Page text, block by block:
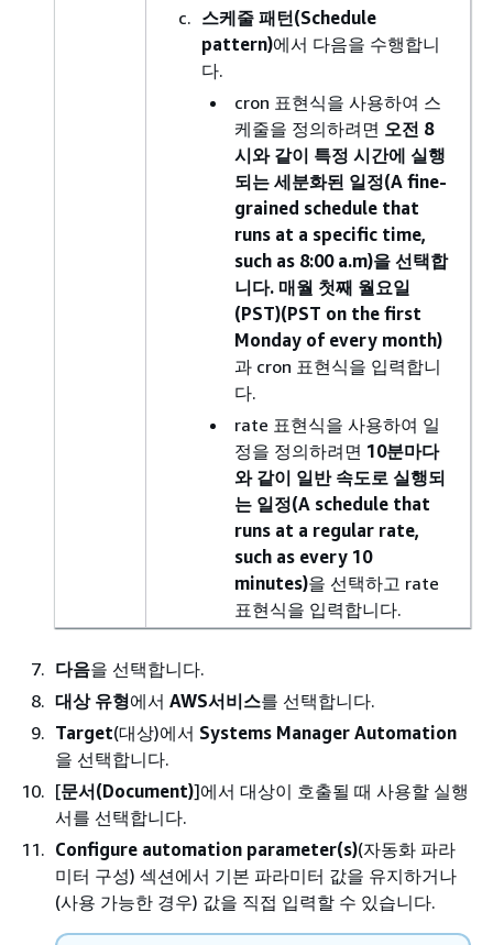
스케줄 패턴(Schedule
pattern)에서 다음을 수행합니
다.
cron 표현식을 사용하여 스
케줄을 정의하려면 오전 8
시와 같이 특정 시간에 실행
되는 세분화된 일정(A fine-
grained schedule that
runs at a specific time,
such as 8:00 a.m)을 선택합
니다. 매월 첫째 월요일
(PST)(PST on the first
Monday of every month)
과 cron 표현식을 입력합니
다.
rate 표현식을 사용하여 일
정을 정의하려면 10분마다
와 같이 일반 속도로 실행되
는 일정(A schedule that
runs at a regular rate,
such as every 10
minutes)을 선택하고 rate
표현식을 입력합니다.
다음을 선택합니다.
대상 유형에서 AWS서비스를 선택합니다.
Target(대상)에서 Systems Manager Automation
을 선택합니다.
[문서(Document)]에서 대상이 호출될 때 사용할 실행
서를 선택합니다.
Configure automation parameter(s)(자동화 파라
미터 구성) 섹션에서 기본 파라미터 값을 유지하거나
(사용 가능한 경우) 값을 직접 입력할 수 있습니다.